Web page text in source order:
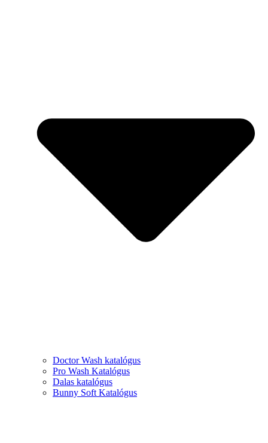
Doctor Wash katalógus
Pro Wash Katalógus
Dalas katalógus
Bunny Soft Katalógus